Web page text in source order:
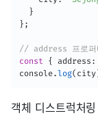
}
} ;
// address 프로퍼
const
{ address :
console.log( city
객체 디스트럭처